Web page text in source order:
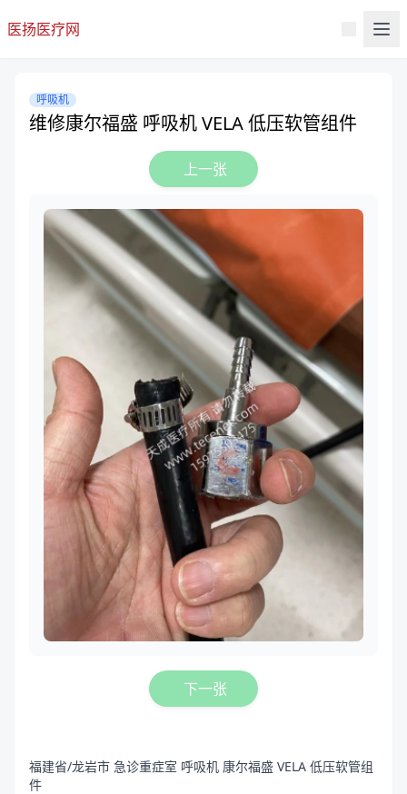
医扬医疗网
呼吸机
维修康尔福盛 呼吸机 VELA 低压软管组件
上一张
下一张
福建省/龙岩市 急诊重症室 呼吸机 康尔福盛 VELA 低压软管组
件